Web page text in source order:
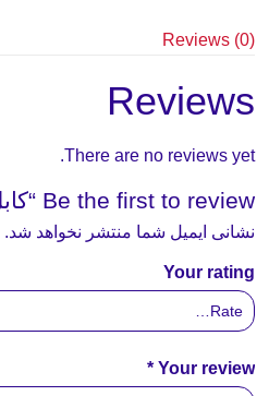
Reviews (0)
Reviews
There are no reviews yet.
Be the first to review “کابل جامپر دو سر کانکتور”
نشانی ایمیل شما منتشر نخواهد شد.
Your rating
Your review
*